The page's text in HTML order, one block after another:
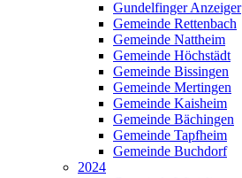
Gundelfinger Anzeiger
Gemeinde Rettenbach
Gemeinde Nattheim
Gemeinde Höchstädt
Gemeinde Bissingen
Gemeinde Mertingen
Gemeinde Kaisheim
Gemeinde Bächingen
Gemeinde Tapfheim
Gemeinde Buchdorf
2024